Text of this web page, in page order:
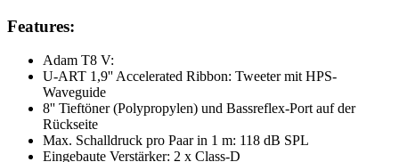
Features:
Adam T8 V:
U-ART 1,9'' Accelerated Ribbon: Tweeter mit HPS-
Waveguide
8'' Tieftöner (Polypropylen) und Bassreflex-Port auf der
Rückseite
Max. Schalldruck pro Paar in 1 m: 118 dB SPL
Eingebaute Verstärker: 2 x Class-D